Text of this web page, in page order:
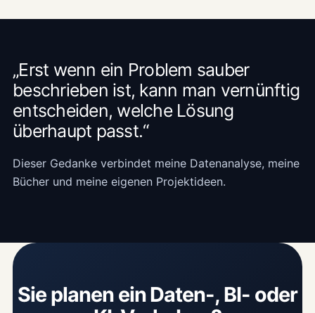
„Erst wenn ein Problem sauber
beschrieben ist, kann man vernünftig
entscheiden, welche Lösung
überhaupt passt.“
Dieser Gedanke verbindet meine Datenanalyse, meine
Bücher und meine eigenen Projektideen.
Sie planen ein Daten-, BI- oder